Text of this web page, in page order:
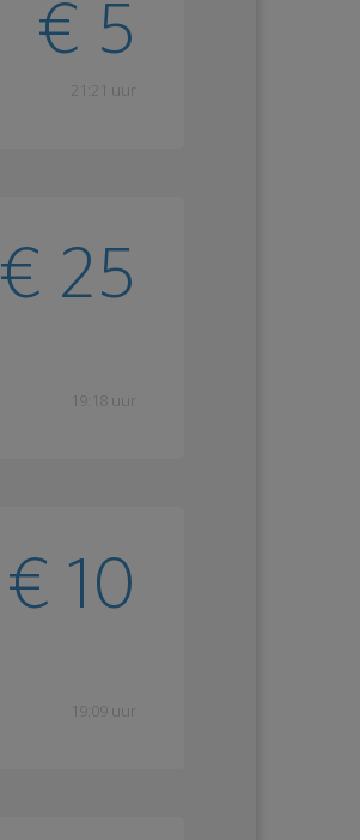
€ 5
21:21 uur
€ 25
19:18 uur
€ 10
19:09 uur